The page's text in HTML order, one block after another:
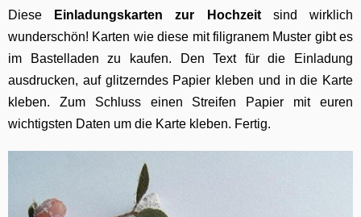
Diese Einladungskarten zur Hochzeit sind wirklich
wunderschön! Karten wie diese mit filigranem Muster gibt es
im Bastelladen zu kaufen. Den Text für die Einladung
ausdrucken, auf glitzerndes Papier kleben und in die Karte
kleben. Zum Schluss einen Streifen Papier mit euren
wichtigsten Daten um die Karte kleben. Fertig.